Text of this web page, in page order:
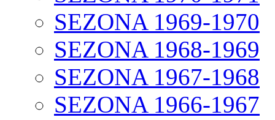
SEZONA 1969-1970
SEZONA 1968-1969
SEZONA 1967-1968
SEZONA 1966-1967